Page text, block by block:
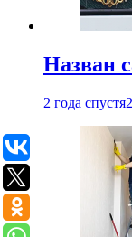
Назван
2 года спустя